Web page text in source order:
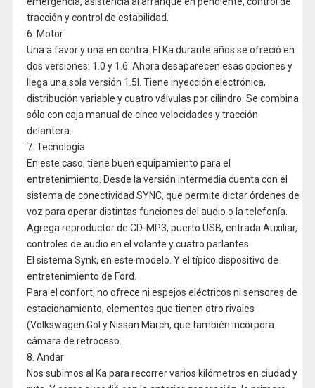
tracción y control de estabilidad.
6. Motor
Una a favor y una en contra. El Ka durante años se ofreció en
dos versiones: 1.0 y 1.6. Ahora desaparecen esas opciones y
llega una sola versión 1.5l. Tiene inyección electrónica,
distribución variable y cuatro válvulas por cilindro. Se combina
sólo con caja manual de cinco velocidades y tracción
delantera.
7. Tecnología
En este caso, tiene buen equipamiento para el
entretenimiento. Desde la versión intermedia cuenta con el
sistema de conectividad SYNC, que permite dictar órdenes de
voz para operar distintas funciones del audio o la telefonía.
Agrega reproductor de CD-MP3, puerto USB, entrada Auxiliar,
controles de audio en el volante y cuatro parlantes.
El sistema Synk, en este modelo. Y el típico dispositivo de
entretenimiento de Ford.
Para el confort, no ofrece ni espejos eléctricos ni sensores de
estacionamiento, elementos que tienen otro rivales
(Volkswagen Gol y Nissan March, que también incorpora
cámara de retroceso.
8. Andar
Nos subimos al Ka para recorrer varios kilómetros en ciudad y